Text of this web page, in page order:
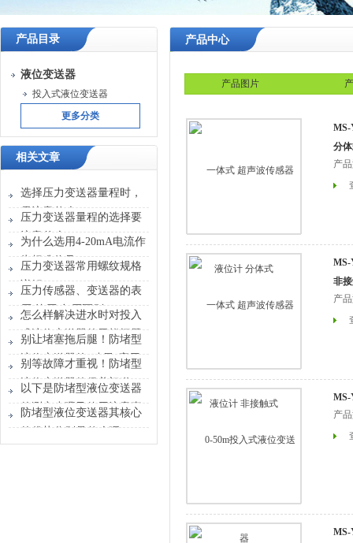
产品目录
液位变送器
投入式液位变送器
更多分类
相关文章
选择压力变送器量程时，
需注意什么？
压力变送器量程的选择要
注意什么？
为什么选用4-20mA电流作
为标准信号？
压力变送器常用螺纹规格
详解
压力传感器、变送器的表
压,绝压,负压区别
怎么样解决进水时对投入
式液位变送器的干扰问题
别让堵塞拖后腿！防堵型
液位变送器的“破局”应用
清单
别等故障才重视！防堵型
液位变送器的保养门道，
早懂早省心
以下是防堵型液位变送器
的测定步骤及使用注意事
项所在
防堵型液位变送器其核心
的优势分别是什么呢？
产品中心
产品图片
MS-
分
产
MS-
非
产
MS-
产
MS-